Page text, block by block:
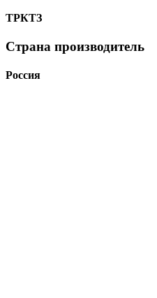
ТРКТЗ
Страна производитель
Россия